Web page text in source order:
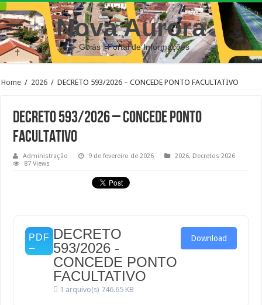
Nova Aurora
– Goiás | Portal de Informações
Home / 2026 / DECRETO 593/2026 – CONCEDE PONTO FACULTATIVO
DECRETO 593/2026 – CONCEDE PONTO
FACULTATIVO
Administração 9 de fevereiro de 2026 2026, Decretos 2026
87 Views
DECRETO
593/2026 -
CONCEDE PONTO
FACULTATIVO
1 arquivo(s) 746.65 KB
Download